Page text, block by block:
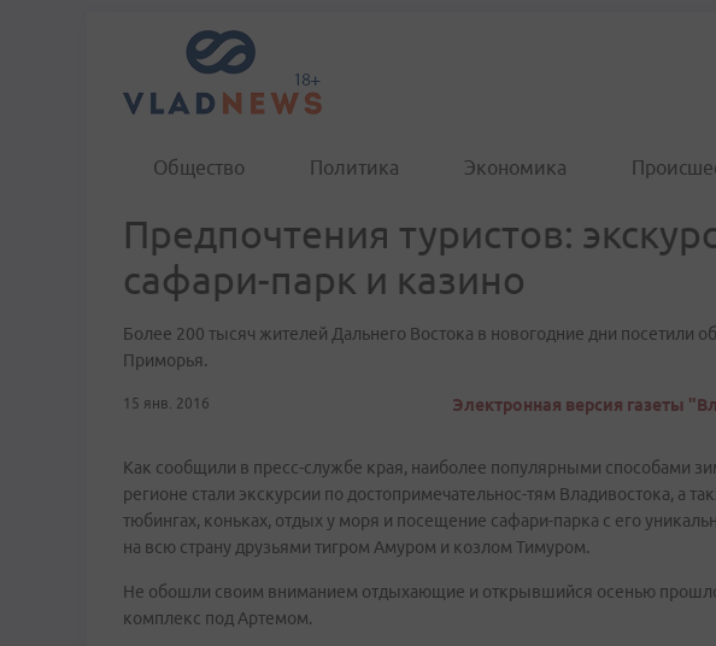
Общество Политика Экономика
Предпочтения туристов:
сафари-парк и казино
Более 200 тысяч жителей Дальнего Востока в новогодние дни посетили
Приморья.
15 янв. 2016 Электронная версия газеты
Как сообщили в пресс-службе края, наиболее популярными способами
регионе стали экскурсии по достопримечательнос-тям Владивостока, а
тюбингах, коньках, отдых у моря и посещение сафари-парка с его
на всю страну друзьями тигром Амуром и козлом Тимуром.
Не обошли своим вниманием отдыхающие и открывшийся осенью
комплекс под Артемом.